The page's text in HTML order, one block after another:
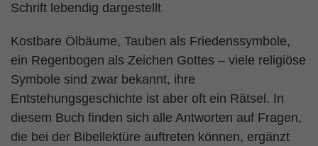
Schrift lebendig dargestellt
Kostbare Ölbäume, Tauben als Friedenssymbole,
ein Regenbogen als Zeichen Gottes – viele religiöse
Symbole sind zwar bekannt, ihre
Entstehungsgeschichte ist aber oft ein Rätsel. In
diesem Buch finden sich alle Antworten auf Fragen,
die bei der Bibellektüre auftreten können, ergänzt